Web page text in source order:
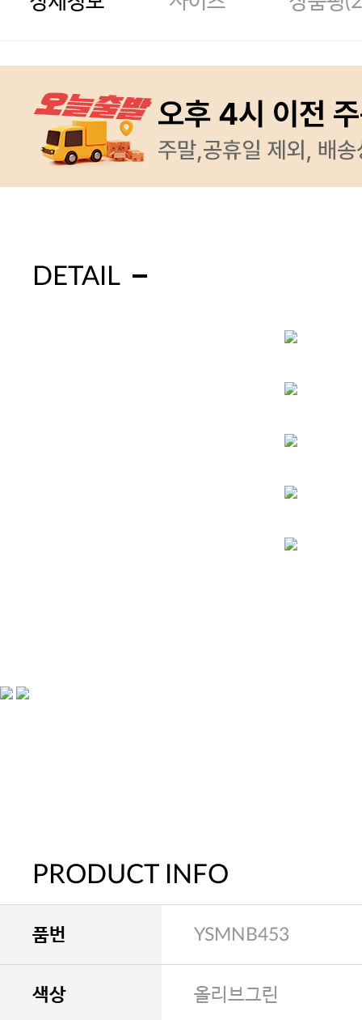
DETAIL
PRODUCT INFO
품번 YSMNB453
색상 올리브그린